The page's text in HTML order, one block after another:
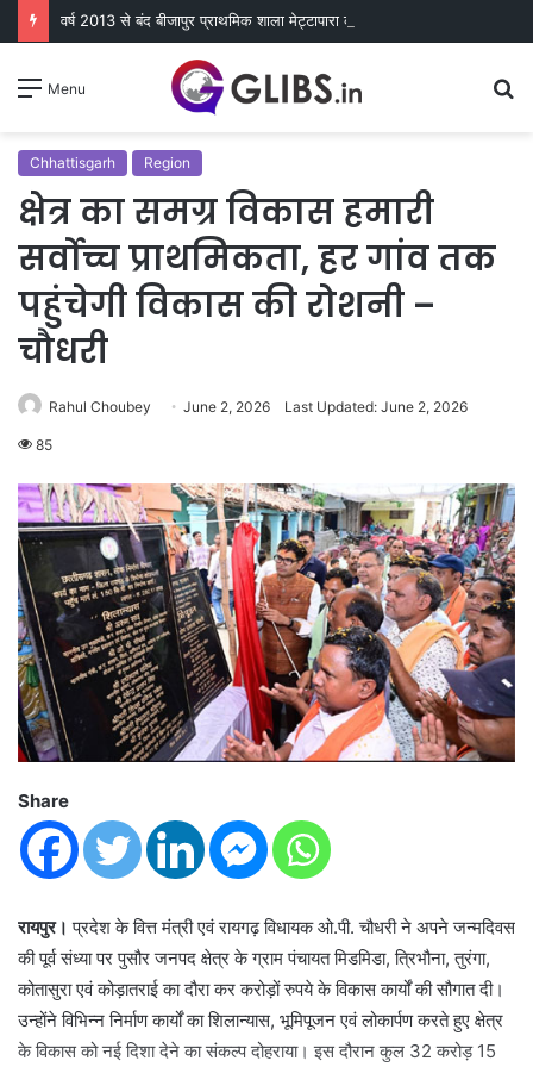
वर्ष 2013 से बंद बीजापुर प्राथमिक शाला मेट्टापारा का हुआ पुन: शुभारंभ
Menu
Chhattisgarh Region
क्षेत्र का समग्र विकास हमारी
सर्वोच्च प्राथमिकता, हर गांव तक
पहुंचेगी विकास की रोशनी –
चौधरी
Rahul Choubey June 2, 2026 Last Updated: June 2, 2026
85
Share
रायपुर। प्रदेश के वित्त मंत्री एवं रायगढ़ विधायक ओ.पी. चौधरी ने अपने जन्मदिवस
की पूर्व संध्या पर पुसौर जनपद क्षेत्र के ग्राम पंचायत मिडमिडा, त्रिभौना, तुरंगा,
कोतासुरा एवं कोड़ातराई का दौरा कर करोड़ों रुपये के विकास कार्यों की सौगात दी।
उन्होंने विभिन्न निर्माण कार्यों का शिलान्यास, भूमिपूजन एवं लोकार्पण करते हुए क्षेत्र
के विकास को नई दिशा देने का संकल्प दोहराया। इस दौरान कुल 32 करोड़ 15